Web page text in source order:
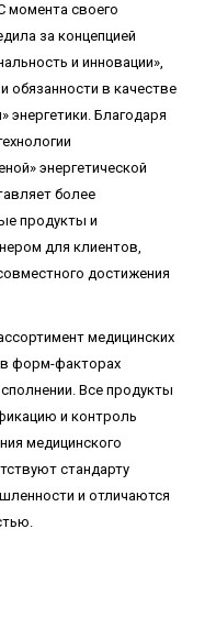
момента своего
за концепцией
и инновации»,
в качестве
энергетики. Благодаря
энергетической
более
продукты и
для клиентов,
достижения
медицинских
в форм-факторах
Все продукты
и контроль
медицинского
стандарту
и отличаются